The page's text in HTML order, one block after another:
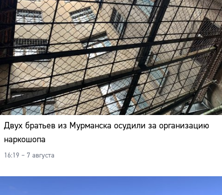
Двух братьев из Мурманска осудили за организацию
наркошопа
16:19 – 7 августа